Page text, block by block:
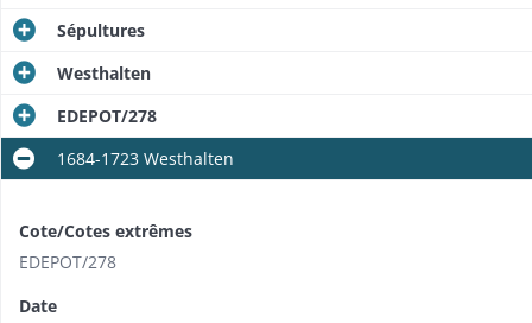
Sépultures
Westhalten
EDEPOT/278
1684-1723 Westhalten
Cote/Cotes extrêmes
EDEPOT/278
Date